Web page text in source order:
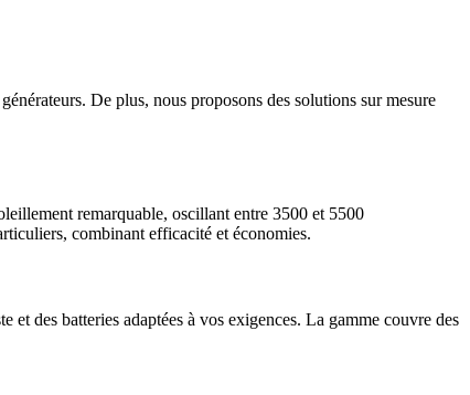
De plus, nous proposons des solutions sur mesure
remarquable, oscillant entre 3500 et 5500
combinant efficacité et économies.
des batteries adaptées à vos exigences. La gamme couvre des